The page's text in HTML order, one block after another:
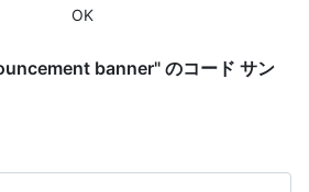
OK
banner" のコード サン